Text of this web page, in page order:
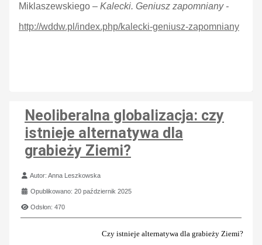
Miklaszewskiego – Kalecki. Geniusz zapomniany -
http://wddw.pl/index.php/kalecki-geniusz-zapomniany
Neoliberalna globalizacja: czy
istnieje alternatywa dla
grabieży Ziemi?
Szczegóły
Autor:Anna Leszkowska
Opublikowano: 20 październik 2025
Odsłon: 470
Czy istnieje alternatywa dla grabieży Ziemi?